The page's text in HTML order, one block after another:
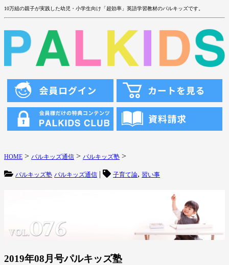
10万組の親子が実践した幼児・小学生向け「超効率」英語学習教材のパルキッズです。
HOME > パルキッズ通信 > パルキッズ塾 >
パルキッズ塾 パルキッズ通信 | 子育て論, 習い事
2019年08月号パルキッズ塾